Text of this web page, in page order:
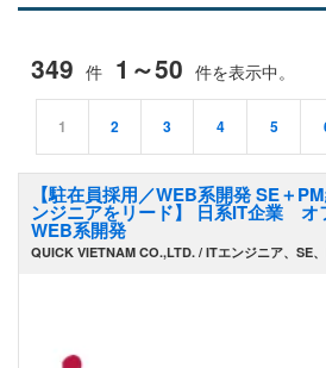
349 件 1～50 件を表示中。
1 2 3 4 5
【駐在員採用／WEB系開発 SE＋
ンジニアをリード】 日系IT企業 オ
WEB系開発
QUICK VIETNAM CO.,LTD. / ITエンジニア、SE